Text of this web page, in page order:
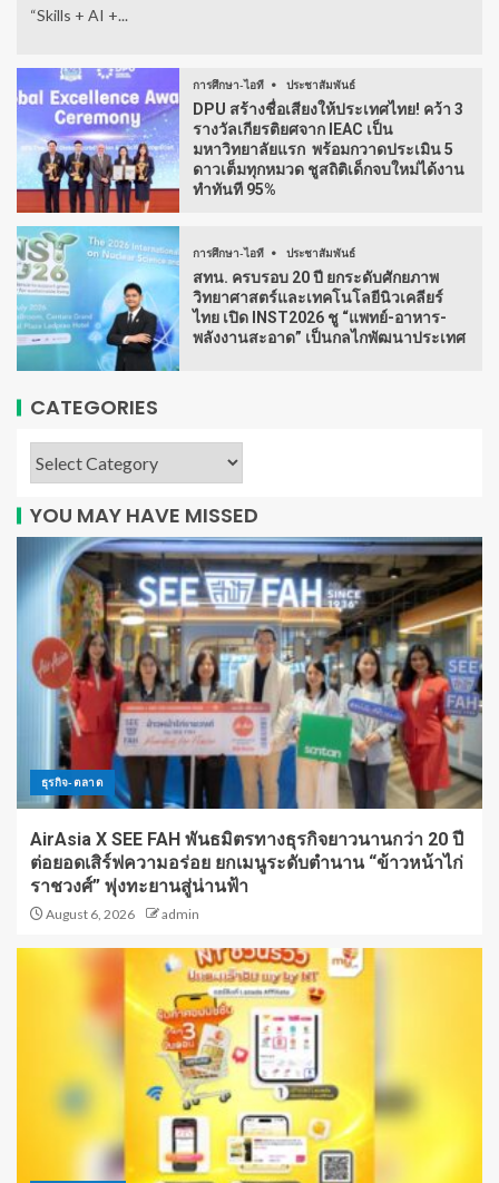
“Skills + AI +...
การศึกษา-ไอที ประชาสัมพันธ์
DPU สร้างชื่อเสียงให้ประเทศไทย! คว้า 3
รางวัลเกียรติยศจาก IEAC เป็น
มหาวิทยาลัยแรก พร้อมกวาดประเมิน 5
ดาวเต็มทุกหมวด ชูสถิติเด็กจบใหม่ได้งาน
ทำทันที 95%
การศึกษา-ไอที ประชาสัมพันธ์
สทน. ครบรอบ 20 ปี ยกระดับศักยภาพ
วิทยาศาสตร์และเทคโนโลยีนิวเคลียร์
ไทย เปิด INST2026 ชู “แพทย์-อาหาร-
พลังงานสะอาด” เป็นกลไกพัฒนาประเทศ
CATEGORIES
YOU MAY HAVE MISSED
ธุรกิจ-ตลาด
AirAsia X SEE FAH พันธมิตรทางธุรกิจยาวนานกว่า 20 ปี
ต่อยอดเสิร์ฟความอร่อย ยกเมนูระดับตำนาน “ข้าวหน้าไก่
ราชวงศ์” พุ่งทะยานสู่น่านฟ้า
August 6, 2026 admin